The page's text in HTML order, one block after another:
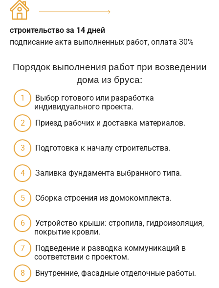
строительство за 14 дней
подписание акта выполненных работ, оплата 30%
Порядок выполнения работ при возведении
дома из бруса:
Выбор готового или разработка
индивидуального проекта.
Приезд рабочих и доставка материалов.
Подготовка к началу строительства.
Заливка фундамента выбранного типа.
Сборка строения из домокомплекта.
Устройство крыши: стропила, гидроизоляция,
покрытие кровли.
Подведение и разводка коммуникаций в
соответствии с проектом.
Внутренние, фасадные отделочные работы.